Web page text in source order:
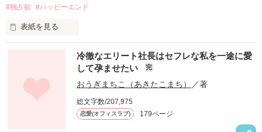
#独占欲
#ハッピーエンド
表紙を見る
幼なじみの哲平に淡い恋心を抱いていた美桜。
しかし、ある出来事をきっかけに二人の関係は壊れてしまう。
関係修復もできないまま、美桜は両親の離婚によって
引っ越すことになり、哲平とも離れ離れになった。
冷徹なエリート社長はセフレな私を一途に愛
して孕ませたい
完
おうぎまちこ（あきたこまち） ／著
総文字数/207,975
恋愛(オフィスラブ) 179ページ